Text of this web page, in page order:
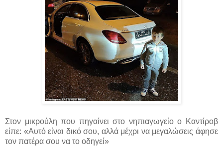
Στον μικρούλη που πηγαίνει στο νηπιαγωγείο ο Καντίροβ
είπε: «Αυτό είναι δικό σου, αλλά μέχρι να μεγαλώσεις άφησε
τον πατέρα σου να το οδηγεί»